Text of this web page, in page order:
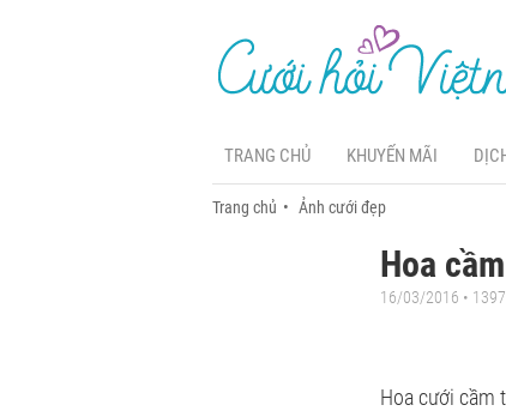
TRANG CHỦ KHUYẾN MÃI
Trang chủ Ảnh cưới đẹp
Hoa
16/03/2016 •
Hoa cưới cầm